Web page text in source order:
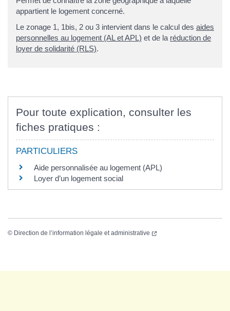
appartient le logement concerné.
Le zonage 1, 1bis, 2 ou 3 intervient dans le calcul des aides
personnelles au logement (AL et APL) et de la réduction de
loyer de solidarité (RLS).
Pour toute explication, consulter les
fiches pratiques :
PARTICULIERS
Aide personnalisée au logement (APL)
Loyer d’un logement social
© Direction de l’information légale et administrative